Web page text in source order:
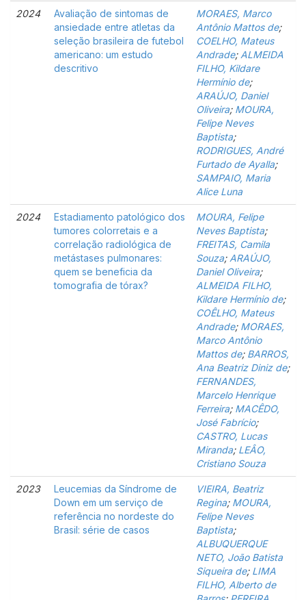
2024
Avaliação de sintomas de
ansiedade entre atletas da
seleção brasileira de futebol
americano: um estudo
descritivo
MORAES, Marco
Antônio Mattos de;
COELHO, Mateus
Andrade; ALMEIDA
FILHO, Kildare
Hermínio de;
ARAÚJO, Daniel
Oliveira; MOURA,
Felipe Neves
Baptista;
RODRIGUES, André
Furtado de Ayalla;
SAMPAIO, Maria
Alice Luna
2024
Estadiamento patológico dos
tumores colorretais e a
correlação radiológica de
metástases pulmonares:
quem se beneficia da
tomografia de tórax?
MOURA, Felipe
Neves Baptista;
FREITAS, Camila
Souza; ARAÚJO,
Daniel Oliveira;
ALMEIDA FILHO,
Kildare Hermínio de;
COÊLHO, Mateus
Andrade; MORAES,
Marco Antônio
Mattos de; BARROS,
Ana Beatriz Diniz de;
FERNANDES,
Marcelo Henrique
Ferreira; MACÊDO,
José Fabrício;
CASTRO, Lucas
Miranda; LEÂO,
Cristiano Souza
2023
Leucemias da Síndrome de
Down em um serviço de
referência no nordeste do
Brasil: série de casos
VIEIRA, Beatriz
Regina; MOURA,
Felipe Neves
Baptista;
ALBUQUERQUE
NETO, João Batista
Siqueira de; LIMA
FILHO, Alberto de